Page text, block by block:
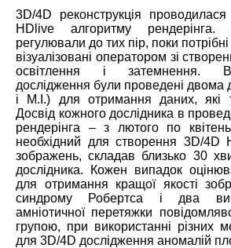
3D/4D реконструкція
HDlive алгоритму рендерінга.
регулювали до тих пір, поки
візуалізовані оператором зі
освітлення і затемнення.
дослідження були проведені двома
і M.I.) для отримання даних, які
Досвід кожного дослідника в
рендерінга – з лютого по
необхідний для створення 3D/4D
зображень, складав близько 30
дослідника. Кожен випадок
для отримання кращої якості
синдрому Робертса і два
амніотичної перетяжки
групою, при використанні різних
для 3D/4D дослідження аномалій